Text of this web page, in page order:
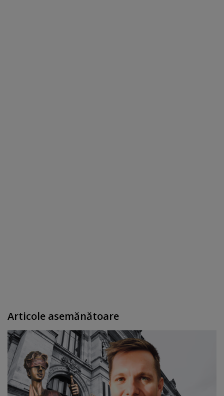
Articole asemănătoare